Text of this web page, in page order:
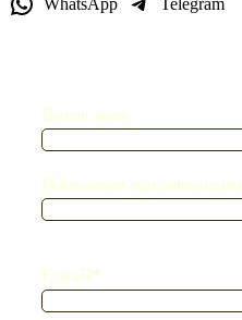
WhatsApp Telegram
Ваше имя
Название организации
Email*